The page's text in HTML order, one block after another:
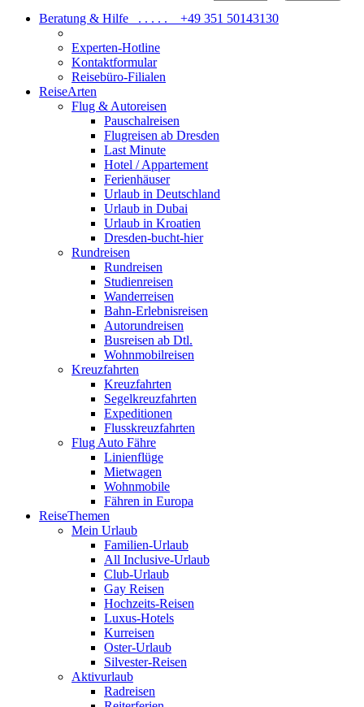
Beratung & Hilfe . . . . . +49 351 50143130
Experten-Hotline
Kontaktformular
Reisebüro-Filialen
ReiseArten
Flug & Autoreisen
Pauschalreisen
Flugreisen ab Dresden
Last Minute
Hotel / Appartement
Ferienhäuser
Urlaub in Deutschland
Urlaub in Dubai
Urlaub in Kroatien
Dresden-bucht-hier
Rundreisen
Rundreisen
Studienreisen
Wanderreisen
Bahn-Erlebnisreisen
Autorundreisen
Busreisen ab Dtl.
Wohnmobilreisen
Kreuzfahrten
Kreuzfahrten
Segelkreuzfahrten
Expeditionen
Flusskreuzfahrten
Flug Auto Fähre
Linienflüge
Mietwagen
Wohnmobile
Fähren in Europa
ReiseThemen
Mein Urlaub
Familien-Urlaub
All Inclusive-Urlaub
Club-Urlaub
Gay Reisen
Hochzeits-Reisen
Luxus-Hotels
Kurreisen
Oster-Urlaub
Silvester-Reisen
Aktivurlaub
Radreisen